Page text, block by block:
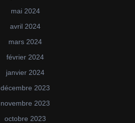
mai 2024
avril 2024
mars 2024
février 2024
janvier 2024
décembre 2023
novembre 2023
octobre 2023